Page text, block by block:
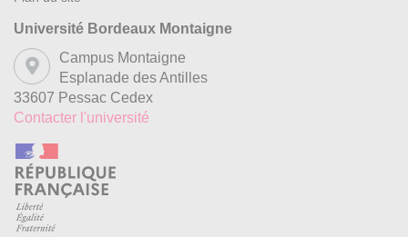
Université Bordeaux Montaigne
Campus Montaigne
Esplanade des Antilles
33607 Pessac Cedex
Contacter l'université